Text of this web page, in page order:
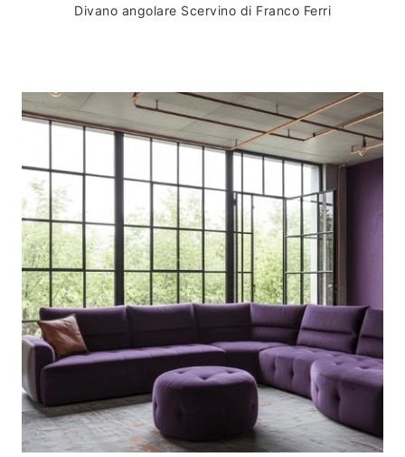
Divano angolare Scervino di Franco Ferri